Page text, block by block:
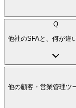
Q
他社のSFAと、何が違
他の顧客・営業管理ツ